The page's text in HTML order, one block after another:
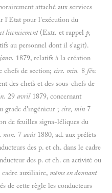
attaché aux services
l'Etat pour l'exécution du
licenciement(Extr. et rappel p,
au personnel dont il s'agit).
janv. 1879, relatifs à la création
chefs de section; cire. min. 8 fév.
des chefs et des sous-chefs de
29 avril1879, concernant
grade d'ingénieur ; cire, min 7
de feuilles signa-léliques du
min. 7 août1880, ad. aux préfets
des p. et ch. dans le cadre
des p. et ch. en activité ou
cadre auxiliaire, même en donnant
de cette règle les conducteurs